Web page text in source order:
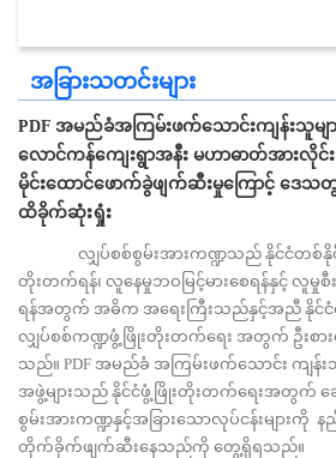
ပေးလျက်ရှိသည်။
အခြားသတင်းများ
PDF အမည်ခံအကြမ်းဖက်သောင်းကျန်းသူမျ
လောင်ကန်ကျေးရွာအနီး မဟာဓာတ်အားလို
မိုင်းထောင်ဖောက်ခွဲဖျက်ဆီးမှုကြောင့် ဒေသတွ
ထိခိုက်ဆုံးရှုံး
လျှပ်စစ်စွမ်းအားကဏ္ဍသည် နိုင်ငံတစ်နိုင်
တိုးတက်ရန်၊ လူနေမှုဘဝမြင့်မားစေရန်နှင့် လူမှု
ရန်အတွက် အဓိက အရေးကြီးသည်နှင့်အညီ နိုင်ငံ
လျှပ်စစ်ကဏ္ဍဖွံ့ဖြိုးတိုးတက်ရေး အတွက် ဦးစာ
သည်။ PDF အမည်ခံ အကြမ်းဖက်သောင်း ကျန်းသူ
အဖွဲ့များသည် နိုင်ငံဖွံ့ဖြိုးတိုးတက်ရေးအတွက်
စွမ်းအားကဏ္ဍနှင့်အခြားသောလုပ်ငန်းများကို နည်
တိုက်ခိုက်ဖျက်ဆီးနေသည်ကို တွေ့ရှိရသည်။